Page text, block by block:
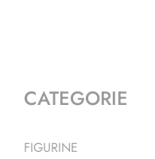
CATEGORIE
FIGURINE